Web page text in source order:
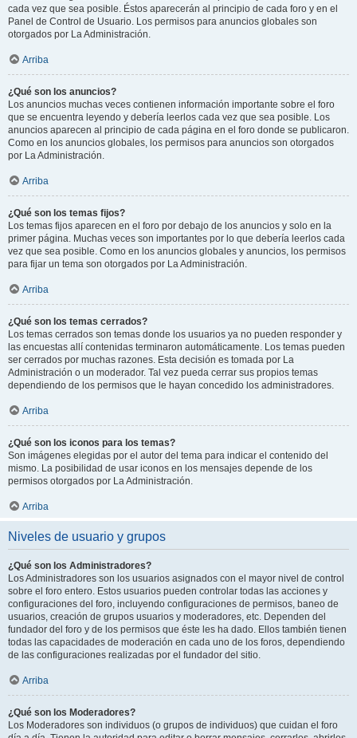
cada vez que sea posible. Éstos aparecerán al principio de cada foro y en el
Panel de Control de Usuario. Los permisos para anuncios globales son
otorgados por La Administración.
Arriba
¿Qué son los anuncios?
Los anuncios muchas veces contienen información importante sobre el foro
que se encuentra leyendo y debería leerlos cada vez que sea posible. Los
anuncios aparecen al principio de cada página en el foro donde se publicaron.
Como en los anuncios globales, los permisos para anuncios son otorgados
por La Administración.
Arriba
¿Qué son los temas fijos?
Los temas fijos aparecen en el foro por debajo de los anuncios y solo en la
primer página. Muchas veces son importantes por lo que debería leerlos cada
vez que sea posible. Como en los anuncios globales y anuncios, los permisos
para fijar un tema son otorgados por La Administración.
Arriba
¿Qué son los temas cerrados?
Los temas cerrados son temas donde los usuarios ya no pueden responder y
las encuestas allí contenidas terminaron automáticamente. Los temas pueden
ser cerrados por muchas razones. Esta decisión es tomada por La
Administración o un moderador. Tal vez pueda cerrar sus propios temas
dependiendo de los permisos que le hayan concedido los administradores.
Arriba
¿Qué son los iconos para los temas?
Son imágenes elegidas por el autor del tema para indicar el contenido del
mismo. La posibilidad de usar iconos en los mensajes depende de los
permisos otorgados por La Administración.
Arriba
Niveles de usuario y grupos
¿Qué son los Administradores?
Los Administradores son los usuarios asignados con el mayor nivel de control
sobre el foro entero. Estos usuarios pueden controlar todas las acciones y
configuraciones del foro, incluyendo configuraciones de permisos, baneo de
usuarios, creación de grupos usuarios y moderadores, etc. Dependen del
fundador del foro y de los permisos que éste les ha dado. Ellos también tienen
todas las capacidades de moderación en cada uno de los foros, dependiendo
de las configuraciones realizadas por el fundador del sitio.
Arriba
¿Qué son los Moderadores?
Los Moderadores son individuos (o grupos de individuos) que cuidan el foro